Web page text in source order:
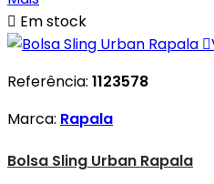
 Em stock

Referência: 1123578
Marca: Rapala
Bolsa Sling Urban Rapala